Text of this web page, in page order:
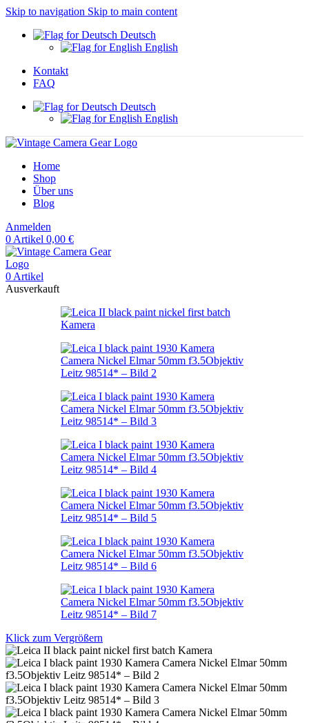
Skip to navigation Skip to main content
Deutsch
English
Kontakt
FAQ
Deutsch
English
Home
Shop
Über uns
Blog
Anmelden
0 Artikel 0,00 €
0 Artikel
Ausverkauft
Klick zum Vergrößern